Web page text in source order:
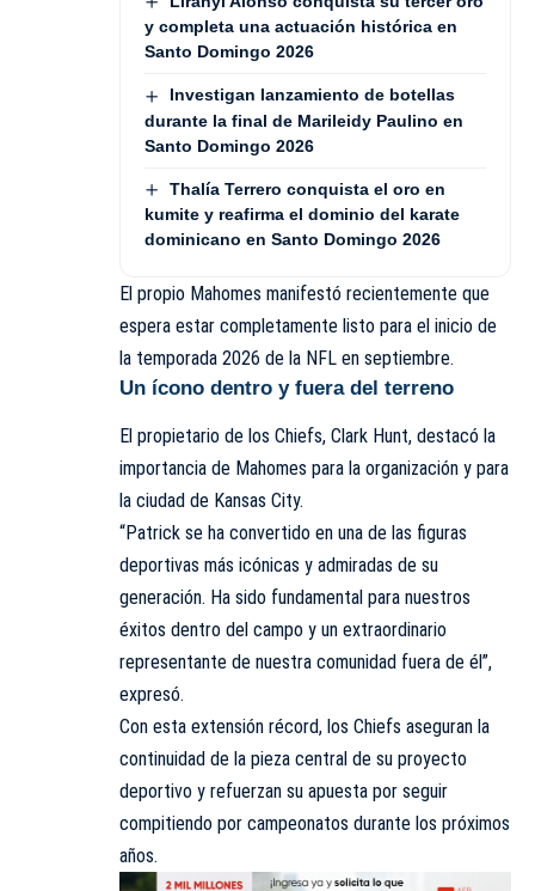
y completa una actuación histórica en
Santo Domingo 2026
Investigan lanzamiento de botellas
durante la final de Marileidy Paulino en
Santo Domingo 2026
Thalía Terrero conquista el oro en
kumite y reafirma el dominio del karate
dominicano en Santo Domingo 2026
El propio Mahomes manifestó recientemente que
espera estar completamente listo para el inicio de
la temporada 2026 de la NFL en septiembre.
Un ícono dentro y fuera del terreno
El propietario de los Chiefs, Clark Hunt, destacó la
importancia de Mahomes para la organización y para
la ciudad de Kansas City.
“Patrick se ha convertido en una de las figuras
deportivas más icónicas y admiradas de su
generación. Ha sido fundamental para nuestros
éxitos dentro del campo y un extraordinario
representante de nuestra comunidad fuera de él”,
expresó.
Con esta extensión récord, los Chiefs aseguran la
continuidad de la pieza central de su proyecto
deportivo y refuerzan su apuesta por seguir
compitiendo por campeonatos durante los próximos
años.